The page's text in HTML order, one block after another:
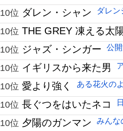
10位 ダレン・シャン ダレン
10位 THE GREY 凍える太
10位 ジャズ・シンガー 公
10位 イギリスから来た男
10位 愛より強く ある花火の
10位 長ぐつをはいたネコ
10位 夕陽のガンマン みんな